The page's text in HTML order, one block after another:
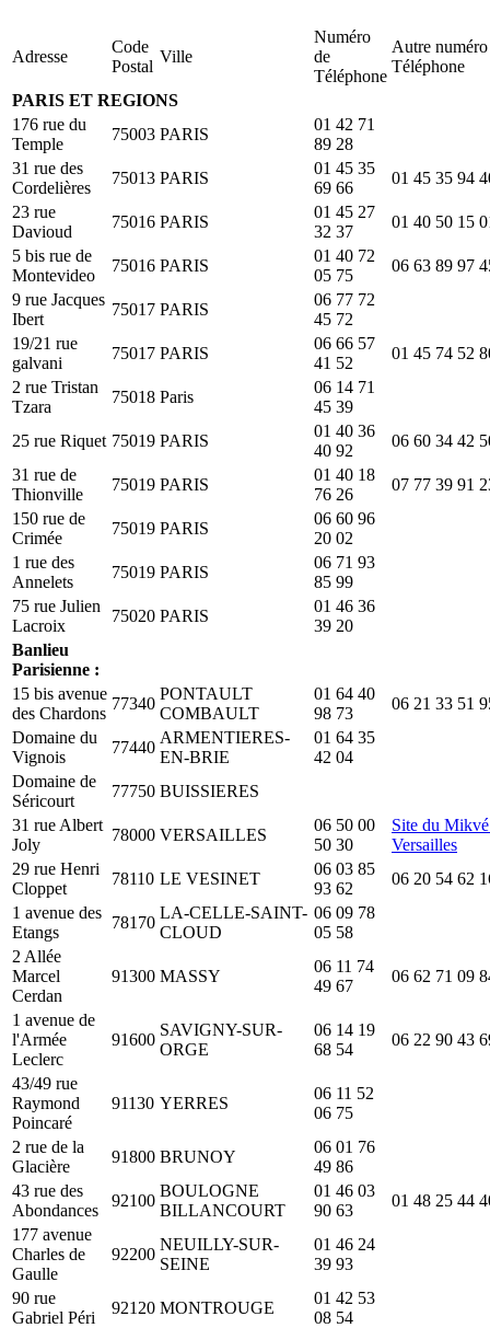
Adresse
Code
Postal
Ville
Numéro
de
Téléphone
Autre
Téléphone
PARIS ET REGIONS
176 rue du
Temple
75003 PARIS
01 42 71
89 28
31 rue des
Cordelières
75013 PARIS
01 45 35
69 66
01 45 35 94
23 rue
Davioud
75016 PARIS
01 45 27
32 37
01 40 50 15
5 bis rue de
Montevideo
75016 PARIS
01 40 72
05 75
06 63 89 97
9 rue Jacques
Ibert
75017 PARIS
06 77 72
45 72
19/21 rue
galvani
75017 PARIS
06 66 57
41 52
01 45 74 52
2 rue Tristan
Tzara
75018 Paris
06 14 71
45 39
25 rue Riquet 75019 PARIS
01 40 36
40 92
06 60 34 42
31 rue de
Thionville
75019 PARIS
01 40 18
76 26
07 77 39 91
150 rue de
Crimée
75019 PARIS
06 60 96
20 02
1 rue des
Annelets
75019 PARIS
06 71 93
85 99
75 rue Julien
Lacroix
75020 PARIS
01 46 36
39 20
Banlieu
Parisienne :
15 bis avenue
des Chardons
77340
PONTAULT
COMBAULT
01 64 40
98 73
06 21 33 51
Domaine du
Vignois
77440
ARMENTIERES-
EN-BRIE
01 64 35
42 04
Domaine de
Séricourt
77750 BUISSIERES
31 rue Albert
Joly
78000 VERSAILLES
06 50 00
50 30
Site du
Versailles
29 rue Henri
Cloppet
78110 LE VESINET
06 03 85
93 62
06 20 54 62
1 avenue des
Etangs
78170
LA-CELLE-SAINT-
CLOUD
06 09 78
05 58
2 Allée
Marcel
Cerdan
91300 MASSY
06 11 74
49 67
06 62 71 09
1 avenue de
l'Armée
Leclerc
91600
SAVIGNY-SUR-
ORGE
06 14 19
68 54
06 22 90 43
43/49 rue
Raymond
Poincaré
91130 YERRES
06 11 52
06 75
2 rue de la
Glacière
91800 BRUNOY
06 01 76
49 86
43 rue des
Abondances
92100
BOULOGNE
BILLANCOURT
01 46 03
90 63
01 48 25 44
177 avenue
Charles de
Gaulle
92200
NEUILLY-SUR-
SEINE
01 46 24
39 93
90 rue
Gabriel Péri
92120 MONTROUGE
01 42 53
08 54